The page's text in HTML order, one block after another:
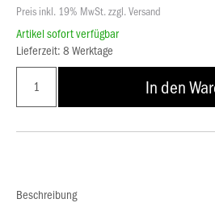
Preis inkl. 19% MwSt. zzgl. Versand
Artikel sofort verfügbar
Lieferzeit: 8 Werktage
In den
Beschreibung